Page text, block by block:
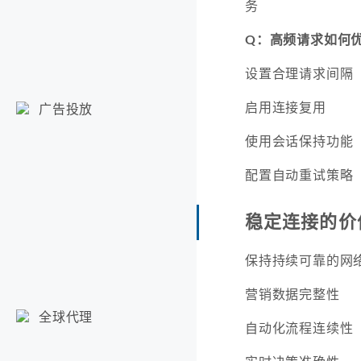
广告投放
全球代理
务
Q：高频请求如何
设置合理请求间隔
启用连接复用
使用会话保持功能
配置自动重试策略
稳定连接的价
保持持续可靠的网
营销数据完整性
自动化流程连续性